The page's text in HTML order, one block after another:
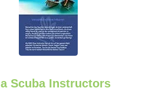
Scuba Instructors